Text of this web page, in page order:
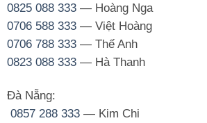
0825 088 333— Hoàng Nga
0706 588 333— Việt Hoàng
0706 788 333— Thế Anh
0823 088 333— Hà Thanh
Đà Nẵng:
0857 288 333— Kim Chi